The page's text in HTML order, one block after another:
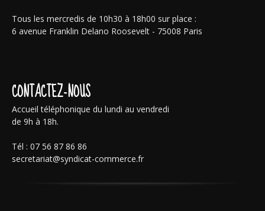
Tous les mercredis de 10h30 à 18h00 sur place :
6 avenue Franklin Delano Roosevelt - 75008 Paris
CONTACTEZ-NOUS
Accueil téléphonique du lundi au vendredi
de 9h à 18h.
Tél : 07 56 87 86 86
secretariat@syndicat-commerce.fr